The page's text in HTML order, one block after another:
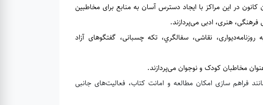
تهران ایجاد شد. مربيان كانون در اين مراكز با ایجاد دسترس آسان به منابع برای مخاطبین
نقاشی، سفالگري، تكه چسبانی، گفتگو‌های آزاد
فراهم سازی امكان مطالعه و امانت كتاب، فعاليت‌های جانبی